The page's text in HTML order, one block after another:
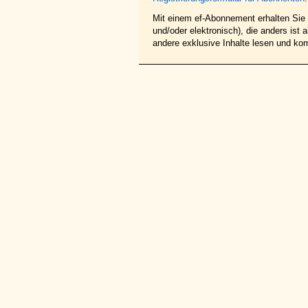
Mit einem ef-Abonnement erhalten
und/oder elektronisch), die anders ist
andere exklusive Inhalte lesen und